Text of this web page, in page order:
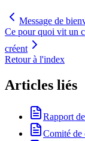
Message de
Ce pour quoi vit un
créent
Retour à l'index
Articles liés
Rapport
Comité